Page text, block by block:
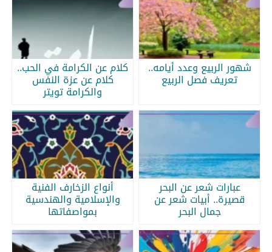
شهور الربيع وعدد أيامه..
تعريف فصل الربيع
كلام عن الكرامة في الحب..
كلام عن عزة النفس
والكرامة تويتر
عبارات شعر عن البحر
قصيرة.. أبيات شعر عن
جمال البحر
أنواع الزخارف الفنية
والإسلامية والهندسية
بمواصفاتها